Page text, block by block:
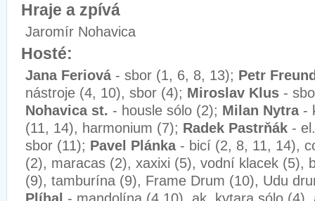
Hraje a zpívá
Jaromír Nohavica
Hosté:
Jana Feriová - sbor (1, 6, 8, 13); Petr
nástroje (4, 10), sbor (4); Miroslav Klus -
Nohavica st. - housle sólo (2); Milan Nytra-
(11, 14), harmonium (7); Radek Pastrňák -
sbor (11); Pavel Plánka- bicí (2, 8, 11, 14),
(2), maracas (2), xaxixi (5), vodní klacek (5),
(9), tamburína (9), Frame Drum (10), Udu